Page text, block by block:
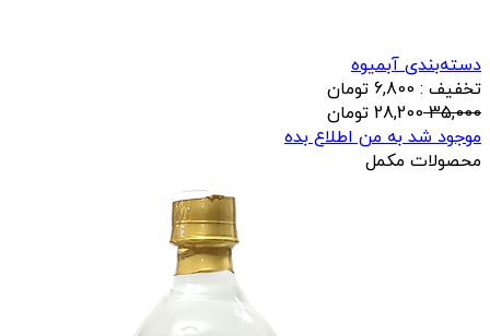
دسته‌بندی آبمیوه
تخفیف : 6,800 تومان
35,000
28,200 تومان
موجود شد به من اطلاع بده
محصولات مکمل